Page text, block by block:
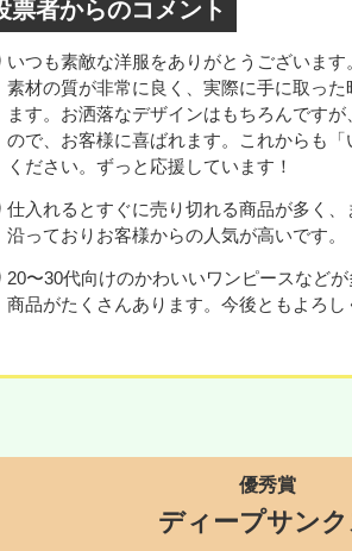
票者からのコメント
いつも素敵な洋服をありがとうございま
素材の質が非常に良く、実際に手に取っ
ます。お洒落なデザインはもちろんです
ので、お客様に喜ばれます。これからも
ください。ずっと応援しています！
仕入れるとすぐに売り切れる商品が多く
沿っておりお客様からの人気が高いです。
20〜30代向けのかわいいワンピースなど
商品がたくさんあります。今後ともよろし
優秀賞
ディープサンク